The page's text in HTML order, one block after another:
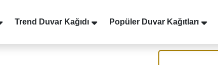
Trend Duvar Kağıdı Popüler Duvar Kağıtları